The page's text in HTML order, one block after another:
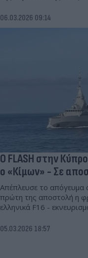
06.03.2026 09:14
Ο FLASH στην
ο «Κίμων» - Σε
Απέπλευσε το απόγευμα
πρώτη της αποστολή η
ελληνικά F16 -
05.03.2026 18:57